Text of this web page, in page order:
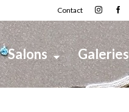
Contact
Salons Galeries